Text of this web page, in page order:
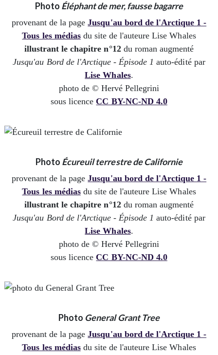
Photo Éléphant de mer, fausse bagarre
provenant de la pageJusqu'au bord de l'Arctique 1 -
Tous les médiasdu site de l'auteure Lise Whales
illustrant le chapitre n°12du roman augmenté
Jusqu'au Bord de l'Arctique - Épisode 1 auto-édité par
Lise Whales.
photo de © Hervé Pellegrini
sous licence CC BY-NC-ND 4.0
Photo Écureuil terrestre de Californie
provenant de la pageJusqu'au bord de l'Arctique 1 -
Tous les médiasdu site de l'auteure Lise Whales
illustrant le chapitre n°12du roman augmenté
Jusqu'au Bord de l'Arctique - Épisode 1 auto-édité par
Lise Whales.
photo de © Hervé Pellegrini
sous licence CC BY-NC-ND 4.0
Photo General Grant Tree
provenant de la pageJusqu'au bord de l'Arctique 1 -
Tous les médiasdu site de l'auteure Lise Whales